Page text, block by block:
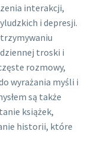
interakcji,
i depresji.
troski i
rozmowy,
wyrażania myśli i
są także
książek,
historii, które